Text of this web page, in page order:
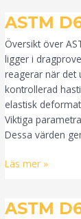
ASTM
Översikt över
ligger i
reagerar när det
kontrollerad
elastisk
Viktiga
Dessa värden
ASTM
Läs mer »
ASTM
ASTM